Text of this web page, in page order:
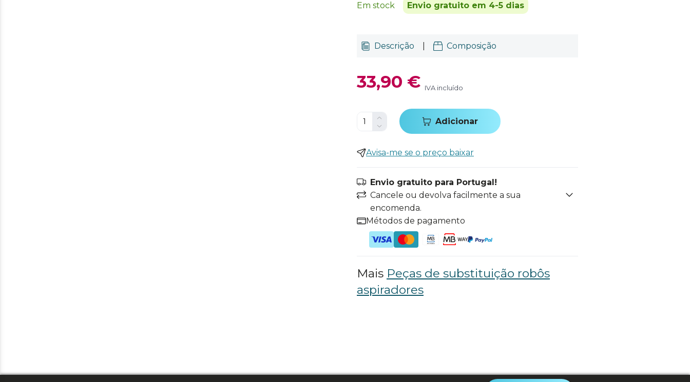
Em stock Envio gratuito em 4-5 dias
Descrição Composição
33,90 € IVA incluído
Adicionar
Avisa-me se o preço baixar
Envio gratuito para Portugal!
Cancele ou devolva facilmente a sua
encomenda.
Métodos de pagamento
Mais Peças de substituição robôs
aspiradores